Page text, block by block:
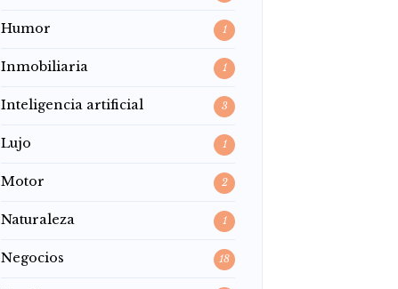
Humor 1
Inmobiliaria 1
Inteligencia artificial 3
Lujo 1
Motor 2
Naturaleza 1
Negocios 18